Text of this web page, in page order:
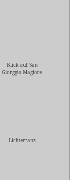
Blick auf San
Giorggio Magiore
Lichtertanz